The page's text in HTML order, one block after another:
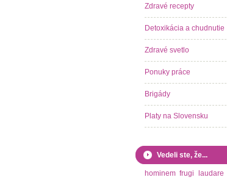
Zdravé recepty
Detoxikácia a chudnutie
Zdravé svetlo
Ponuky práce
Brigády
Platy na Slovensku
Vedeli ste, že...
hominem frugi laudare